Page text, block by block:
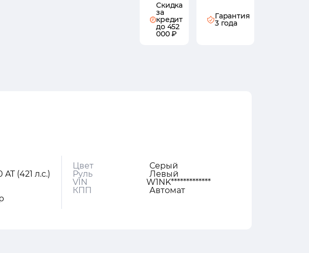
Скидка
за
кредит
до 452
000 ₽
Гарантия
3 года
AT (421 л.с.)
Цвет
Серый
Руль
Левый
VIN
W1NK*************
КПП
Автомат